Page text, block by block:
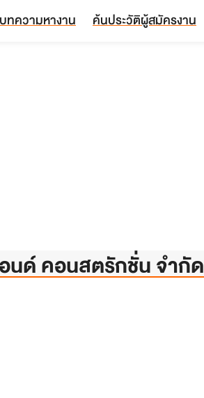
บทความหางาน ค้นประวัติผู้สมัครงาน
นด์ คอนสตรักชั่น จำกัด